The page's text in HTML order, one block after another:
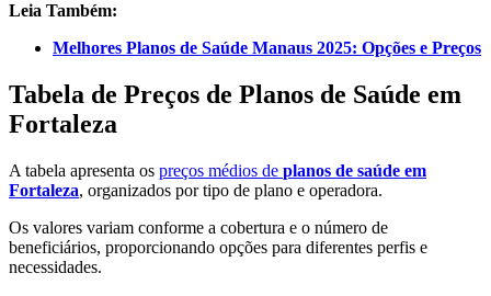
Leia Também:
Melhores Planos de Saúde Manaus 2025: Opções e Preços
Tabela de Preços de Planos de Saúde em
Fortaleza
A tabela apresenta os preços médios de planos de saúde em
Fortaleza, organizados por tipo de plano e operadora.
Os valores variam conforme a cobertura e o número de
beneficiários, proporcionando opções para diferentes perfis e
necessidades.